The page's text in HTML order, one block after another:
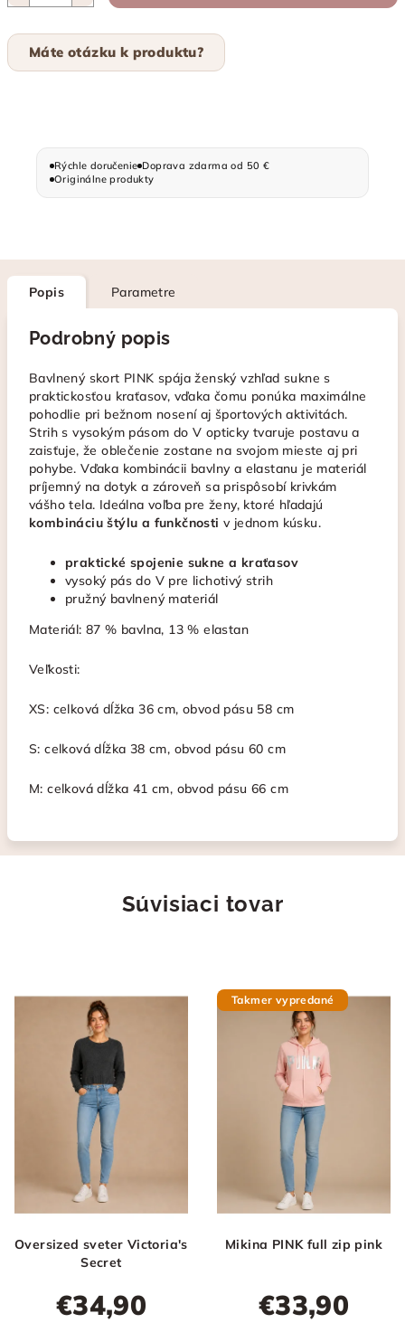
Máte otázku k produktu?
Rýchle doručenie Doprava zdarma od 50 €
Originálne produkty
Popis Parametre
Podrobný popis
Bavlnený skort PINK spája ženský vzhľad sukne s
praktickosťou kraťasov, vďaka čomu ponúka maximálne
pohodlie pri bežnom nosení aj športových aktivitách.
Strih s vysokým pásom do V opticky tvaruje postavu a
zaisťuje, že oblečenie zostane na svojom mieste aj pri
pohybe. Vďaka kombinácii bavlny a elastanu je materiál
príjemný na dotyk a zároveň sa prispôsobí krivkám
vášho tela. Ideálna voľba pre ženy, ktoré hľadajú
kombináciu štýlu a funkčnosti v jednom kúsku.
praktické spojenie sukne a kraťasov
vysoký pás do V pre lichotivý strih
pružný bavlnený materiál
Materiál: 87 % bavlna, 13 % elastan
Veľkosti:
XS: celková dĺžka 36 cm, obvod pásu 58 cm
S: celková dĺžka 38 cm, obvod pásu 60 cm
M: celková dĺžka 41 cm, obvod pásu 66 cm
Súvisiaci tovar
Oversized sveter Victoria's
Secret
€34,90
Takmer vypredané
Mikina PINK full zip pink
€33,90